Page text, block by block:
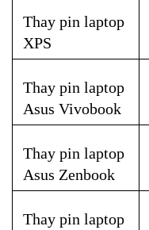
Thay pin laptop
XPS
Thay pin laptop
Asus Vivobook
Thay pin laptop
Asus Zenbook
Thay pin laptop